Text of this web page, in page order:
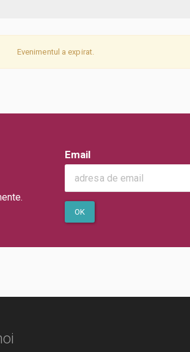
Evenimentul a expirat.
Email
OK